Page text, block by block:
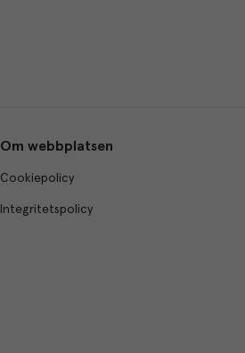
Om webbplatsen
Cookiepolicy
Integritetspolicy